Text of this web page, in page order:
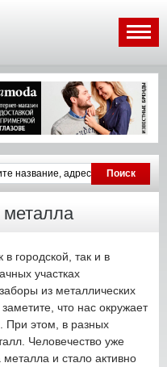
металла
городской, так и в
участках
из металлических
что нас окружает
При этом, в разных
Человечество уже
и стало активно